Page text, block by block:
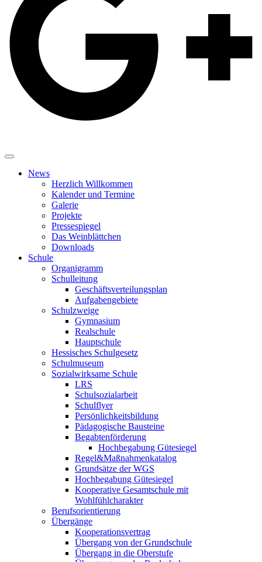
News
Herzlich Willkommen
Kalender und Termine
Galerie
Projekte
Pressespiegel
Das Weinblättchen
Downloads
Schule
Organigramm
Schulleitung
Geschäftsverteilungsplan
Aufgabengebiete
Schulzweige
Gymnasium
Realschule
Hauptschule
Hessisches Schulgesetz
Schulmuseum
Sozialwirksame Schule
LRS
Schulsozialarbeit
Schulflyer
Persönlichkeitsbildung
Pädagogische Bausteine
Begabtenförderung
Hochbegabung Gütesiegel
Regel&Maßnahmenkatalog
Grundsätze der WGS
Hochbegabung Gütesiegel
Kooperative Gesamtschule mit
Wohlfühlcharakter
Berufsorientierung
Übergänge
Kooperationsvertrag
Übergang von der Grundschule
Übergang in die Oberstufe